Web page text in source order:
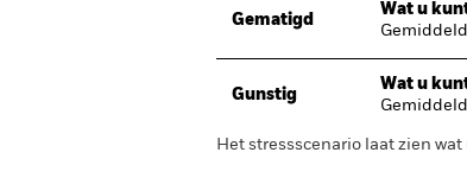
Gematigd
Wat u
Gunstig
Wat u
Het stressscenario laat zien